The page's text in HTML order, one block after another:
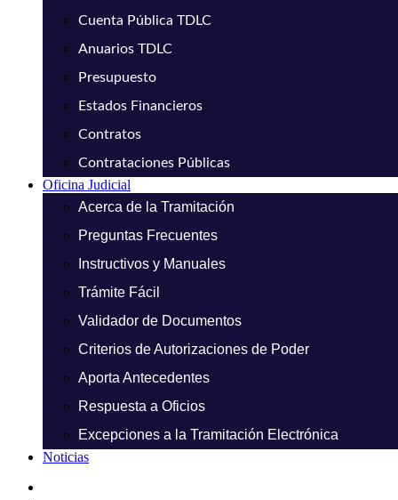
Cuenta Pública TDLC
Anuarios TDLC
Presupuesto
Estados Financieros
Contratos
Contrataciones Públicas
Oficina Judicial
Acerca de la Tramitación
Preguntas Frecuentes
Instructivos y Manuales
Trámite Fácil
Validador de Documentos
Criterios de Autorizaciones de Poder
Aporta Antecedentes
Respuesta a Oficios
Excepciones a la Tramitación Electrónica
Noticias